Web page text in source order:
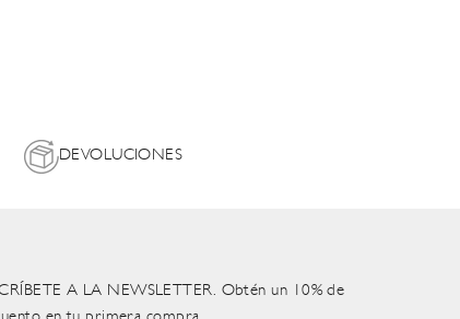
DEVOLUCIONES
A LA NEWSLETTER. Obtén un 10% de